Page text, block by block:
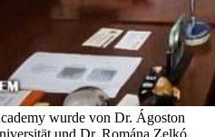
wurde von Dr. Ágoston
und Dr. Romána Zelkó,